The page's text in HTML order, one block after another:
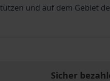
und auf dem Gebiet
Sicher